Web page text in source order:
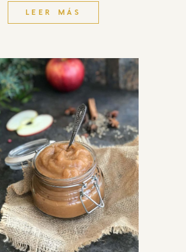
LEER MÁS